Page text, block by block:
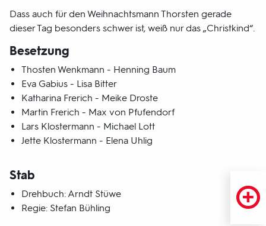
Dass auch für den Weihnachtsmann Thorsten gerade
dieser Tag besonders schwer ist, weiß nur das „Christkind“.
Besetzung
Thosten Wenkmann - Henning Baum
Eva Gabius - Lisa Bitter
Katharina Frerich - Meike Droste
Martin Frerich - Max von Pfufendorf
Lars Klostermann - Michael Lott
Jette Klostermann - Elena Uhlig
Stab
Drehbuch: Arndt Stüwe
Regie: Stefan Bühling